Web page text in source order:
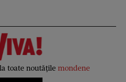
toate noutățile mondene